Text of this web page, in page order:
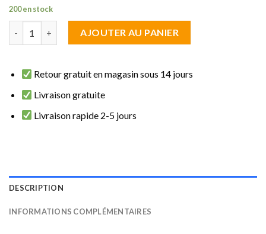
200 en stock
quantité de brise vue fraicheur Blanc 1.20 m de haut sur 6 m de
AJOUTER AU PANIER
Retour gratuit en magasin sous 14 jours
Livraison gratuite
Livraison rapide 2-5 jours
DESCRIPTION
INFORMATIONS COMPLÉMENTAIRES